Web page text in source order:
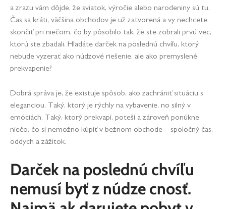
a zrazu vám dôjde, že sviatok, výročie alebo narodeniny sú tu.
Čas sa kráti, väčšina obchodov je už zatvorená a vy nechcete
skončiť pri niečom, čo by pôsobilo tak, že ste zobrali prvú vec,
ktorú ste zbadali. Hľadáte darček na poslednú chvíľu, ktorý
nebude vyzerať ako núdzové riešenie, ale ako premyslené
prekvapenie?
Dobrá správa je, že existuje spôsob, ako zachrániť situáciu s
eleganciou. Taký, ktorý je rýchly na vybavenie, no silný v
emóciách. Taký, ktorý prekvapí, poteší a zároveň ponúkne
niečo, čo si nemožno kúpiť v bežnom obchode – spoločný čas,
oddych a zážitok.
Darček na poslednú chvíľu
nemusí byť z núdze cnosť.